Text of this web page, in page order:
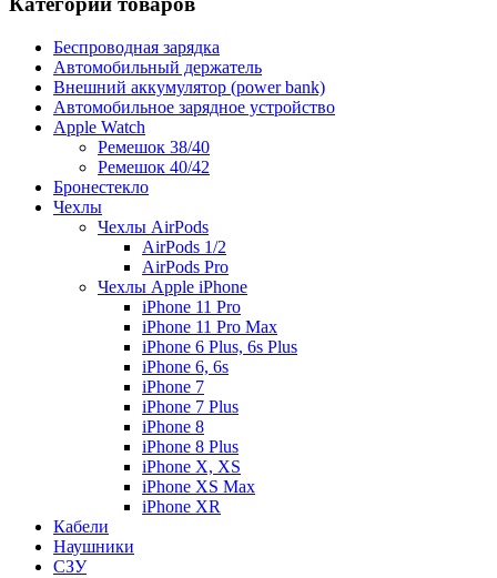
Беспроводная зарядка
Автомобильный держатель
Внешний аккумулятор (power bank)
Автомобильное зарядное устройство
Apple Watch
Ремешок 38/40
Ремешок 40/42
Бронестекло
Чехлы
Чехлы AirPods
AirPods 1/2
AirPods Pro
Чехлы Apple iPhone
iPhone 11 Pro
iPhone 11 Pro Max
iPhone 6 Plus, 6s Plus
iPhone 6, 6s
iPhone 7
iPhone 7 Plus
iPhone 8
iPhone 8 Plus
iPhone X, XS
iPhone XS Max
iPhone XR
Кабели
Наушники
СЗУ